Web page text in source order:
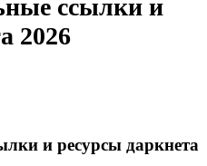
ссылки и
2026
и ресурсы даркнета